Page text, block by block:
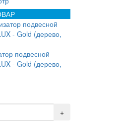
подвесной
- Gold (дерево,
+